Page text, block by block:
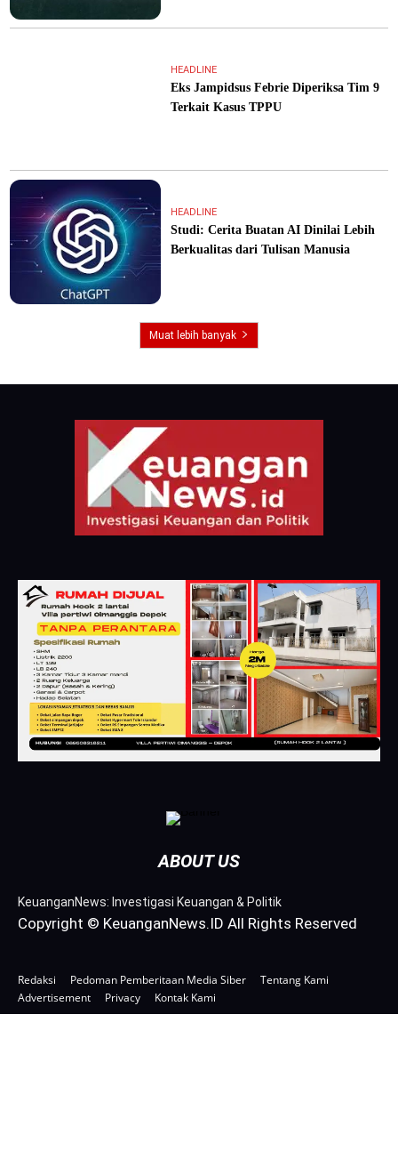
HEADLINE
Eks Jampidsus Febrie Diperiksa Tim 9
Terkait Kasus TPPU
HEADLINE
Studi: Cerita Buatan AI Dinilai Lebih
Berkualitas dari Tulisan Manusia
Muat lebih banyak
ABOUT US
KeuanganNews: Investigasi Keuangan & Politik
Copyright © KeuanganNews.ID All Rights Reserved
Redaksi Pedoman Pemberitaan Media Siber
Tentang Kami
Advertisement
Privacy Kontak Kami